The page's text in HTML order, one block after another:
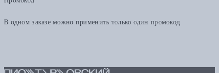
В одном заказе можно применить только один промокод